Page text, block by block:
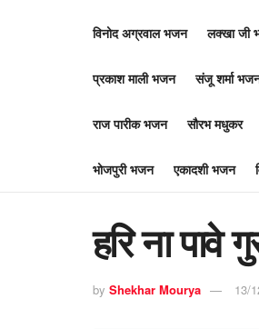
विनोद अग्रवाल भजन लक्खा जी
प्रकाश माली भजन संजू शर्मा
राज पारीक भजन सौरभ मधुकर
भोजपुरी भजन एकादशी भजन
हरि ना पावे
by Shekhar Mourya 13/